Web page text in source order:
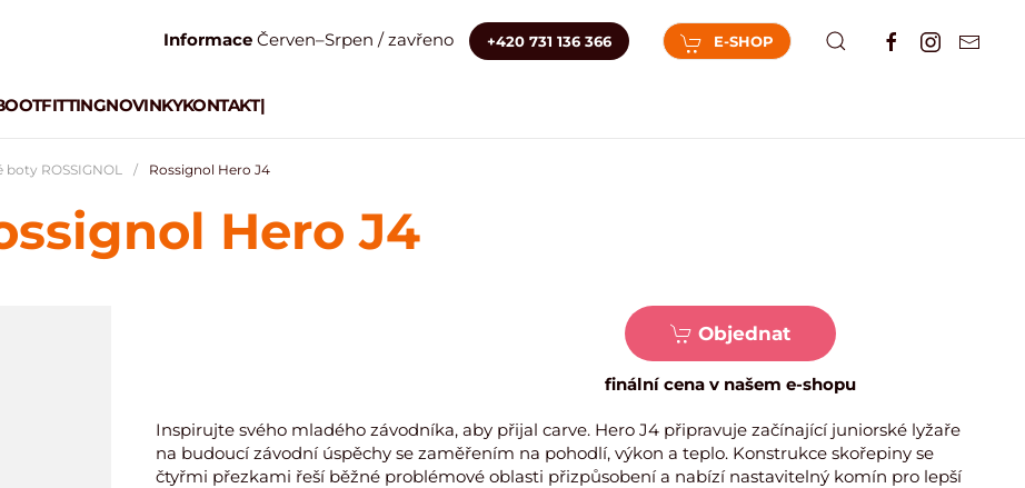
Informace Červen–Srpen / zavřeno +420 731 136 366 E-SHOP
NOVINKYKONTAKT|
boty ROSSIGNOL Rossignol Hero J4
Hero J4
Objednat
finální cena v našem e-shopu
Inspirujte svého mladého závodníka, aby přijal carve. Hero J4 připravuje začínající juniorské lyžaře
na budoucí závodní úspěchy se zaměřením na pohodlí, výkon a teplo. Konstrukce skořepiny se
čtyřmi přezkami řeší běžné problémové oblasti přizpůsobení a nabízí nastavitelný komín pro lepší